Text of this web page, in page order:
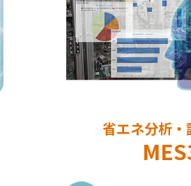
省エネ分析